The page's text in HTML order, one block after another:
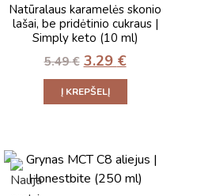
Natūralaus karamelės skonio
lašai, be pridėtinio cukraus |
Simply keto (10 ml)
5.49€ 3.29 €
Į KREPŠELĮ